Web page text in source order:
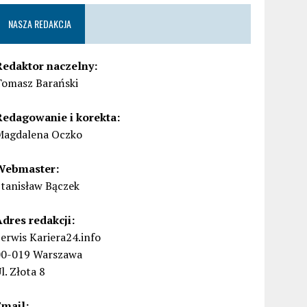
NASZA REDAKCJA
naczelny:
Barański
i korekta:
Oczko
Bączek
redakcji:
Kariera24.info
019 Warszawa
Złota 8